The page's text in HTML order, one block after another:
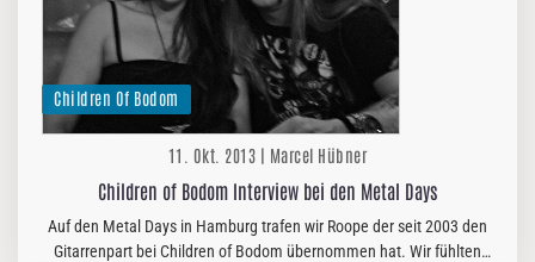
Children Of Bodom
11. Okt. 2013 | Marcel Hübner
Children of Bodom Interview bei den Metal Days
Auf den Metal Days in Hamburg trafen wir Roope der seit 2003 den
Gitarrenpart bei Children of Bodom übernommen hat. Wir fühlten